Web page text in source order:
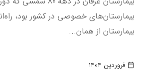
بیمارستان‌های خصوصی در کشور بود،
بیمارستان از همان...
فروردین 1404